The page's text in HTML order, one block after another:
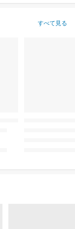
すべて見る